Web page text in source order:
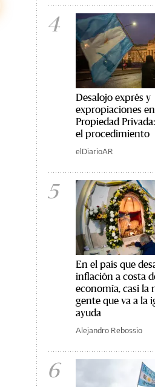
4
Desalojo exprés y
expropiaciones
Propiedad
el procedimiento
elDiarioAR
5
En el país que
inflación a costa
economía, casi la
gente que va a la
ayuda
Alejandro Rebossio
6